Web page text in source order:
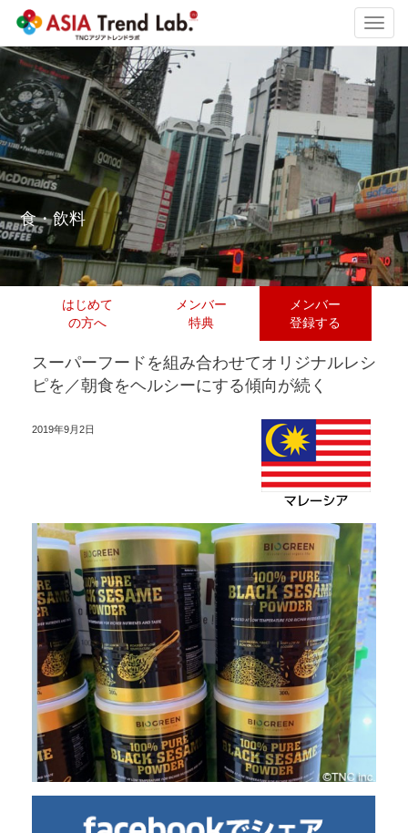
食・飲料
はじめて
の方へ
メンバー
特典
メンバー
登録する
スーパーフードを組み合わせてオリジナルレシ
ピを／朝食をヘルシーにする傾向が続く
2019年9月2日